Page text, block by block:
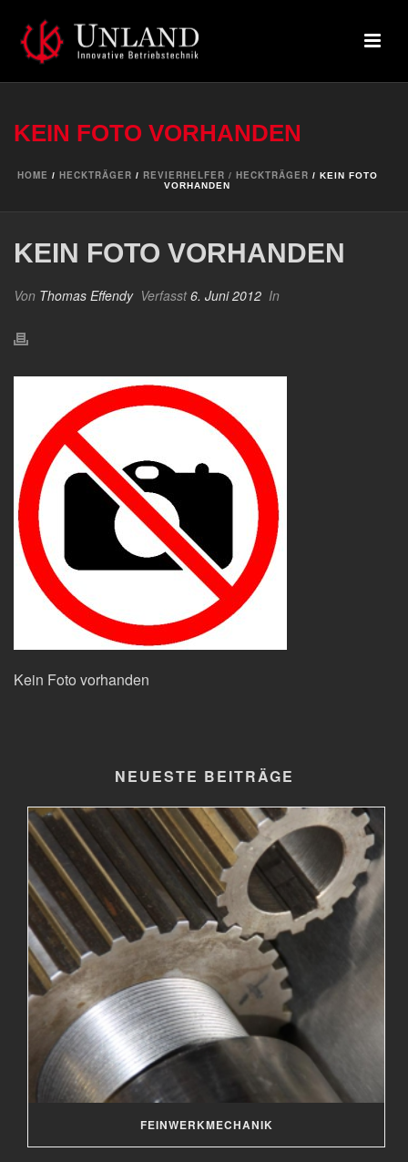
KEIN FOTO VORHANDEN
HOME / HECKTRÄGER / REVIERHELFER / HECKTRÄGER / KEIN FOTO
VORHANDEN
KEIN FOTO VORHANDEN
Von Thomas Effendy Verfasst6. Juni 2012 In
Kein Foto vorhanden
NEUESTE BEITRÄGE
FEINWERKMECHANIK